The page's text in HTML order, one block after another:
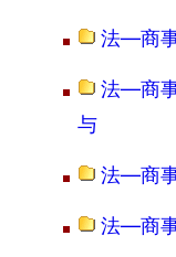
法―商
法―商
与
法―商
法―商